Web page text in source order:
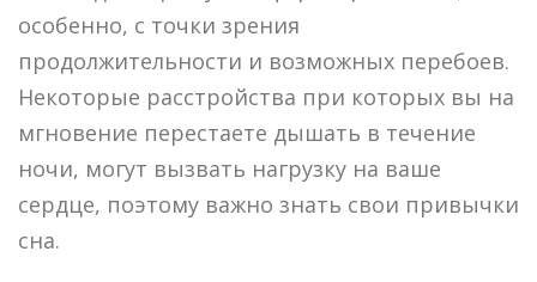
особенно, с точки зрения
продолжительности и возможных перебоев.
Некоторые расстройства при которых вы на
мгновение перестаете дышать в течение
ночи, могут вызвать нагрузку на ваше
сердце, поэтому важно знать свои привычки
сна.